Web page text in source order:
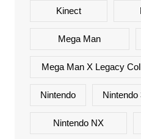
Kinect
Mega Man
Mega Man X Legacy
Nintendo Nintendo
Nintendo NX